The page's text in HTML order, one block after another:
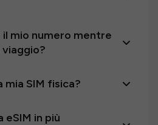
mio numero mentre
viaggio?
mia SIM fisica?
eSIM in più